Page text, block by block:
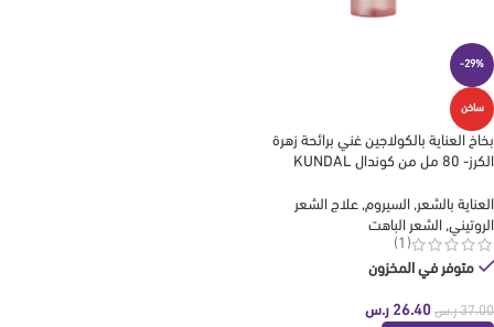
-29%
ساخن
بخاخ العناية بالكولاجين غني برائحة زهرة
الكرز- 80 مل من كوندال KUNDAL
العناية بالشعر, السيروم, علاج الشعر
الروتيني, الشعر الباهت
(1)
متوفر في المخزون
37.00 ر.س 26.40 ر.س